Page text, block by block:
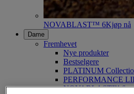
NOVABLAST™ 6Kjøp nå
Dame
Fremhevet
Nye produkter
Bestselgere
PLATINUM
PERFORMANCE
NOVABLAST™ 6